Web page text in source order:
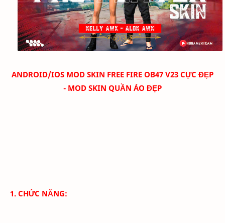
ANDROID/IOS MOD SKIN FREE FIRE OB47 V23 CỰC ĐẸP
- MOD SKIN QUẦN ÁO ĐẸP
1. CHỨC NĂNG: